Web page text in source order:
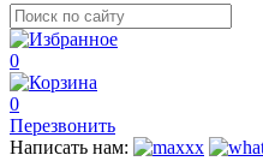
0
0
Перезвонить
Написать нам: